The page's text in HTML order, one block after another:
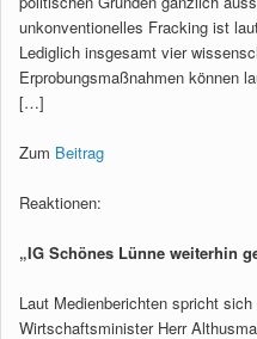
unkonventionelles Fracking ist
Lediglich insgesamt vier
Erprobungsmaßnahmen können
[…]
Zum Beitrag
Reaktionen:
„IG Schönes Lünne weiterhin
Laut Medienberichten spricht
Wirtschaftsminister Herr